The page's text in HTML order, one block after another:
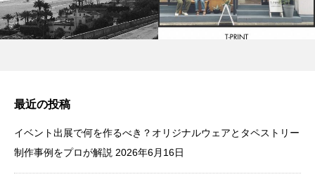
最近の投稿
イベント出展で何を作るべき？オリジナルウェアとタペストリー
制作事例をプロが解説 2026年6月16日